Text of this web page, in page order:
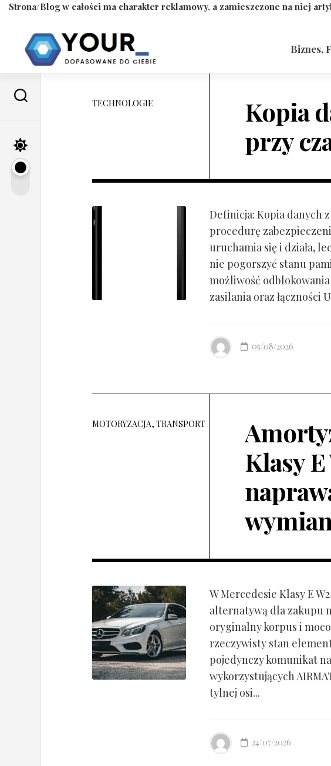
Strona/Blog w całości ma charakter reklamowy, a zamieszczone na niej
content
Biznes,
TECHNOLOGIE
Kopia
przy
Definicja: Kopia danych
procedurę
uruchamia się i działa,
nie pogorszyć stanu
możliwość
zasilania oraz łączności
05/08/2026
MOTORYZACJA, TRANSPORT
Klasy
W Mercedesie Klasy E
alternatywą dla zakupu
oryginalny korpus i
rzeczywisty stan
pojedynczy komunikat
wykorzystujących
tylnej osi...
24/07/2026